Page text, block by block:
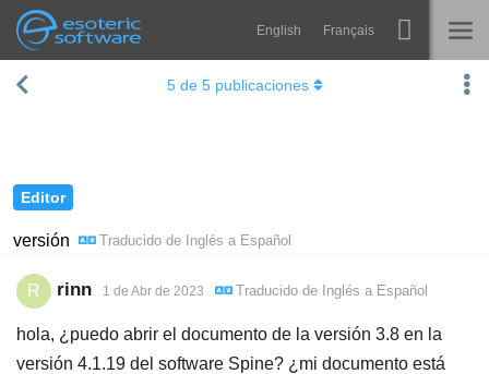
Esoteric Software
Navigation English Français
INICIO
SOPORTE
Spine
Probar ahora
Editor
versión Traducido de Inglés a Español
5de 5publicaciones
R rinn 1 de Abr de 2023 Traducido de Inglés a Español
hola, ¿puedo abrir el documento de la versión 3.8 en la
versión 4.1.19 del software Spine? ¿mi documento está